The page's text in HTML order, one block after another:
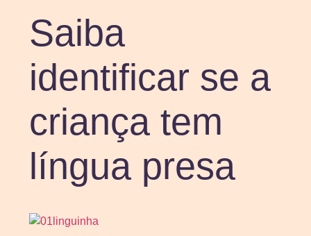
Saiba
identificar se a
criança tem
língua presa